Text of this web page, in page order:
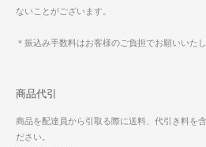
ないことがございます。
＊振込み手数料はお客様のご負担でお願いいた
商品代引
商品を配達員から引取る際に送料、代引き料を
ださい。